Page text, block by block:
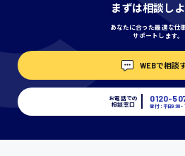
時給1400円〜
まずは相談しよ
あなたに合った最適な仕
サポートします。
WEBで相談
お電話での
相談窓口
0120-
受付：平日9:00 -